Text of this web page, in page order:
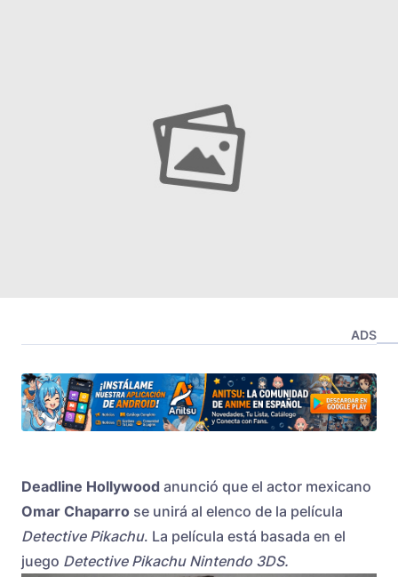
ADS
Deadline Hollywood anunció que el actor mexicano
Omar Chaparro se unirá al elenco de la película
Detective Pikachu. La película está basada en el
juego Detective Pikachu Nintendo 3DS.